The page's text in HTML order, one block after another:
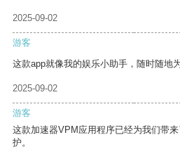
2025-09-02
游客
这款app就像我的娱乐小助手，随时随地
2025-09-02
游客
这款加速器VPM应用程序已经为我们带
护。